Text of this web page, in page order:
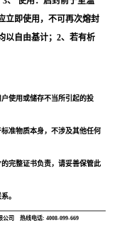
立即使用，不可再次熔封
自由基计；2、若有析
使用或储存不当所引起的投
准物质本身，不涉及其他任何
完整证书负责，请妥善保管此
。
公司
热线电话: 4008-099-669